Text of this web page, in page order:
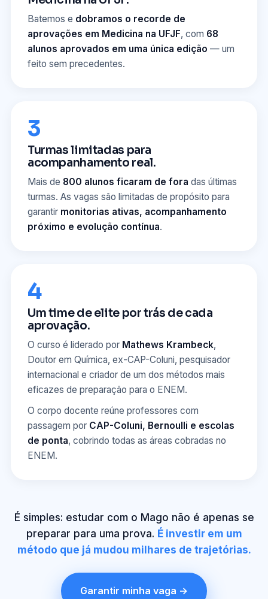
Batemos e dobramos o recorde de
aprovações em Medicina na UFJF, com 68
alunos aprovados em uma única edição — um
feito sem precedentes.
3
Turmas limitadas para
acompanhamento real.
Mais de 800 alunos ficaram de fora das últimas
turmas. As vagas são limitadas de propósito para
garantir monitorias ativas, acompanhamento
próximo e evolução contínua.
4
Um time de elite por trás de cada
aprovação.
O curso é liderado por Mathews Krambeck,
Doutor em Química, ex-CAP-Coluni, pesquisador
internacional e criador de um dos métodos mais
eficazes de preparação para o ENEM.
O corpo docente reúne professores com
passagem por CAP-Coluni, Bernoulli e escolas
de ponta, cobrindo todas as áreas cobradas no
ENEM.
É simples: estudar com o Mago não é apenas se
preparar para uma prova. É investir em um
método que já mudou milhares de trajetórias.
Garantir minha vaga →